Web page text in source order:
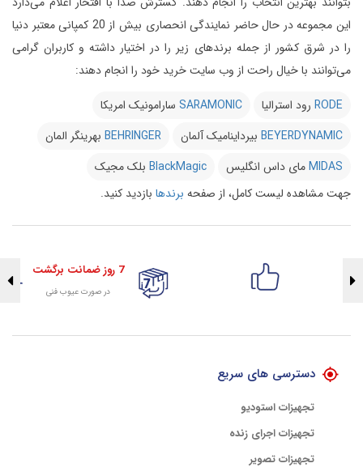
این مجموعه در حال حاضر نمایندگی انحصاری بیش از 20 کمپانی معتبر دنیا
را در شرق کشور از جمله برندهای زیر را در اختیار داشته و کاربران گرامی
می‌توانند با خیال راحت از وب سایت خرید خود را انجام دهند:
RODE رود استرالیا SARAMONIC سارامونیک امریکا
BEYERDYNAMIC بیرداینامیک آلمان BEHRINGER بهرینگر المان
MIDASمای داس انگلیس BlackMagic بلک مجیک
جهت مشاهده لیست کامل، از صفحه برندها بازدید کنید.
7 روز ضمانت برگشت
در صورت عیوب فنی
دسترسی های سریع
تجهیزات استودیو
تجهیزات اجرای زنده
تجهیزات تصویر